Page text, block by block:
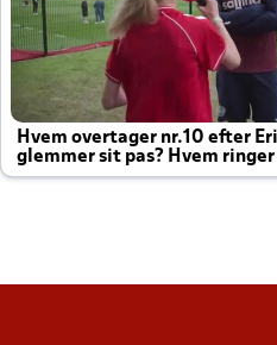
Hvem overtager nr.10 efter
glemmer sit pas? Hvem ringer
altid til efter kampe?